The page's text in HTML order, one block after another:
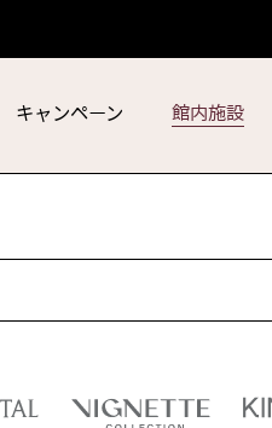
キャンペーン 館内施設